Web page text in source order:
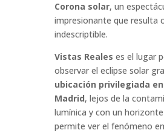
Corona solar, un
impresionante que resulta
indescriptible.
Vistas Reales es el lugar
observar el eclipse solar
ubicación privilegiada
Madrid, lejos de la
lumínica y con un
permite ver el fenómeno